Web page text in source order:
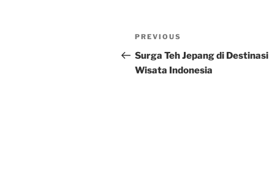
Post
navigation
Previous
Post
PREVIOUS
Surga Teh Jepang di Destinasi
Wisata Indonesia